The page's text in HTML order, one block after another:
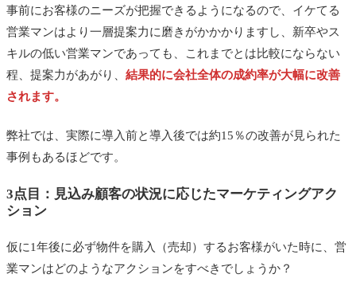
事前にお客様のニーズが把握できるようになるので、イケてる
営業マンはより一層提案力に磨きがかかかりますし、新卒やス
キルの低い営業マンであっても、これまでとは比較にならない
程、提案力があがり、 結果的に会社全体の成約率が大幅に改善
されます。
弊社では、実際に導入前と導入後では約15％の改善が見られた
事例もあるほどです。
3点目：見込み顧客の状況に応じたマーケティングアク
ション
仮に1年後に必ず物件を購入（売却）するお客様がいた時に、営
業マンはどのようなアクションをすべきでしょうか？